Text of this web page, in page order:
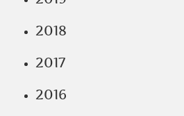
2018
2017
2016